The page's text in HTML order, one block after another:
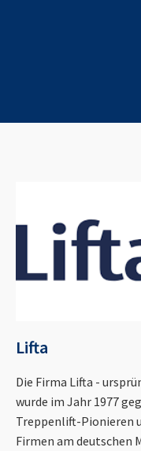
Lifta
Die Firma Lifta -
wurde im Jahr 1977
Treppenlift-Pionieren
Firmen am deutschen